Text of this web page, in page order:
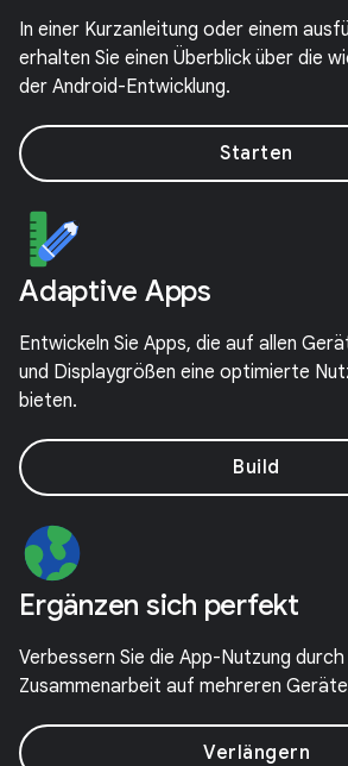
In einer Kurzanleitung oder einem
erhalten Sie einen Überblick über die
der Android-Entwicklung.
Starten
Adaptive Apps
Entwickeln Sie Apps, die auf allen
und Displaygrößen eine optimierte
bieten.
Build
Ergänzen sich perfekt
Verbessern Sie die App-Nutzung
Zusammenarbeit auf mehreren
Verlängern